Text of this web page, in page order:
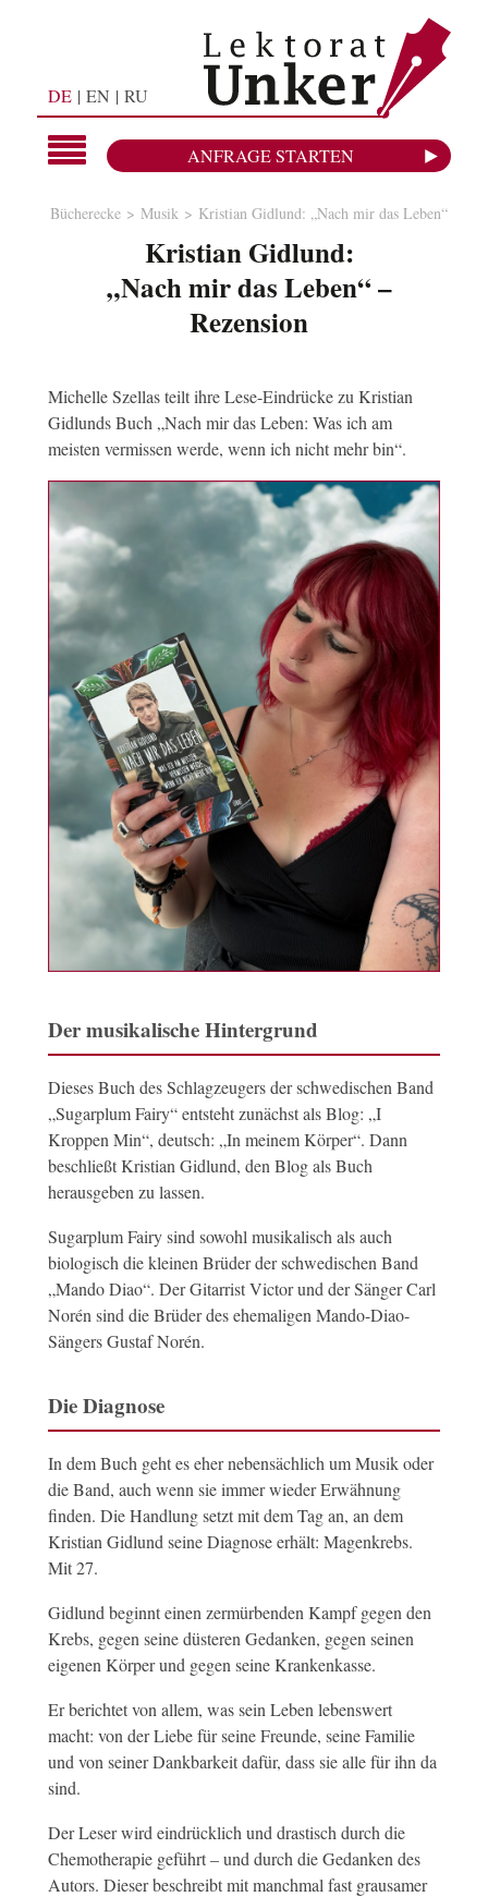
DE EN RU
ANFRAGE STARTEN
Bücherecke Musik Kristian Gidlund: „Nach mir das Leben“
Kristian Gidlund:
„Nach mir das Leben“ –
Rezension
Michelle Szellas teilt ihre Lese-Eindrücke zu Kristian
Gidlunds Buch „Nach mir das Leben: Was ich am
meisten vermissen werde, wenn ich nicht mehr bin“.
Der musikalische Hintergrund
Dieses Buch des Schlagzeugers der schwedischen Band
„Sugarplum Fairy“ entsteht zunächst als Blog: „I
Kroppen Min“, deutsch: „In meinem Körper“. Dann
beschließt Kristian Gidlund, den Blog als Buch
herausgeben zu lassen.
Sugarplum Fairy sind sowohl musikalisch als auch
biologisch die kleinen Brüder der schwedischen Band
„Mando Diao“. Der Gitarrist Victor und der Sänger Carl
Norén sind die Brüder des ehemaligen Mando-Diao-
Sängers Gustaf Norén.
Die Diagnose
In dem Buch geht es eher nebensächlich um Musik oder
die Band, auch wenn sie immer wieder Erwähnung
finden. Die Handlung setzt mit dem Tag an, an dem
Kristian Gidlund seine Diagnose erhält: Magenkrebs.
Mit 27.
Gidlund beginnt einen zermürbenden Kampf gegen den
Krebs, gegen seine düsteren Gedanken, gegen seinen
eigenen Körper und gegen seine Krankenkasse.
Er berichtet von allem, was sein Leben lebenswert
macht: von der Liebe für seine Freunde, seine Familie
und von seiner Dankbarkeit dafür, dass sie alle für ihn da
sind.
Der Leser wird eindrücklich und drastisch durch die
Chemotherapie geführt – und durch die Gedanken des
Autors. Dieser beschreibt mit manchmal fast grausamer